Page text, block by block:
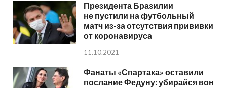
Президента Бразилии
не пустили на футбольный
матч из-за отсутствия прививки
от коронавируса
11.10.2021
Фанаты «Спартака» оставили
послание Федуну: убирайся вон